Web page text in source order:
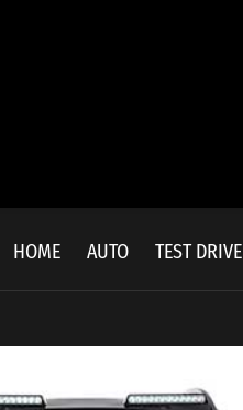
HOME AUTO TEST DRIVE